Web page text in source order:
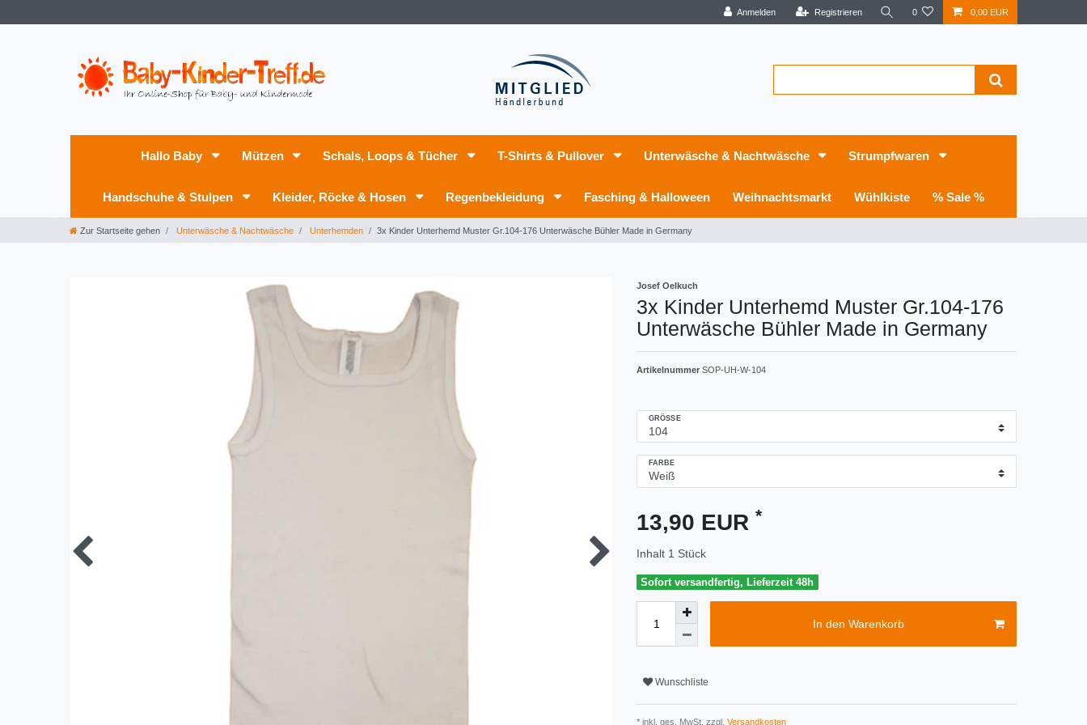
Anmelden Registrieren 0 0,00 EUR
Hallo Baby Mützen Schals, Loops & Tücher T-Shirts & Pullover Unterwäsche & Nachtwäsche Strumpfwaren
Handschuhe & Stulpen Kleider, Röcke & Hosen Regenbekleidung Fasching & Halloween Weihnachtsmarkt Wühlkiste % Sale %
Zur Startseite gehen Unterwäsche & Nachtwäsche Unterhemden 3x Kinder Unterhemd Muster Gr.104-176 Unterwäsche Bühler Made in Germany
Josef Oelkuch
3x Kinder Unterhemd Muster Gr.104-176
Unterwäsche Bühler Made in Germany
Artikelnummer SOP-UH-W-104
GRÖSSE
FARBE
13,90 EUR *
Inhalt 1 Stück
Sofort versandfertig, Lieferzeit 48h
In den Warenkorb
Wunschliste
* inkl. ges. MwSt. zzgl. Versandkosten